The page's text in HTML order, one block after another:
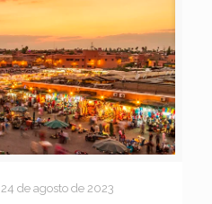
24 de agosto de 2023